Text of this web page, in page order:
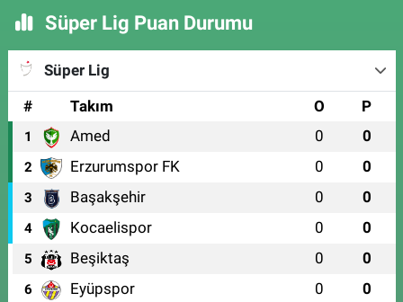
Süper Lig Puan Durumu
Süper Lig
#
Takım O P
1 Amed 0 0
2 Erzurumspor FK 0 0
3 Başakşehir 0 0
4 Kocaelispor 0 0
5 Beşiktaş 0 0
6 Eyüpspor 0 0